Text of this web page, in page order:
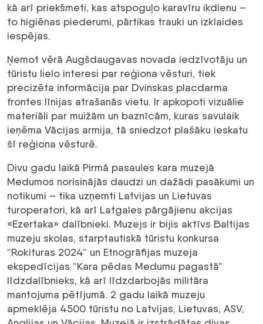
kā arī priekšmeti, kas atspoguļo karavīru ikdienu –
to higiēnas piederumi, pārtikas trauki un izklaides
iespējas.
Ņemot vērā Augšdaugavas novada iedzīvotāju un
tūristu lielo interesi par reģiona vēsturi, tiek
precizēta informācija par Dvinskas placdarma
frontes līnijas atrašanās vietu. Ir apkopoti vizuālie
materiāli par muižām un baznīcām, kuras savulaik
ieņēma Vācijas armija, tā sniedzot plašāku ieskatu
šī reģiona vēsturē.
Divu gadu laikā Pirmā pasaules kara muzejā
Medumos norisinājās daudzi un dažādi pasākumi un
notikumi – tika uzņemti Latvijas un Lietuvas
turoperatori, kā arī Latgales pārgājienu akcijas
«Ezertaka» dalībnieki. Muzejs ir bijis aktīvs Baltijas
muzeju skolas, starptautiskā tūristu konkursa
“Rokituras 2024” un Etnogrāfijas muzeja
ekspedīcijas “Kara pēdas Medumu pagastā”
līdzdalībnieks, kā arī līdzdarbojās militāra
mantojuma pētījumā. 2 gadu laikā muzeju
apmeklēja 4500 tūristu no Latvijas, Lietuvas, ASV,